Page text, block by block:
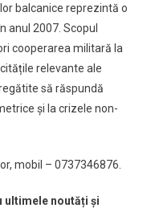
balcanice reprezintă o
anul 2007. Scopul
cooperarea militară la
relevante ale
să răspundă
și la crizele non-
mobil – 0737346876.
ultimele noutăți și